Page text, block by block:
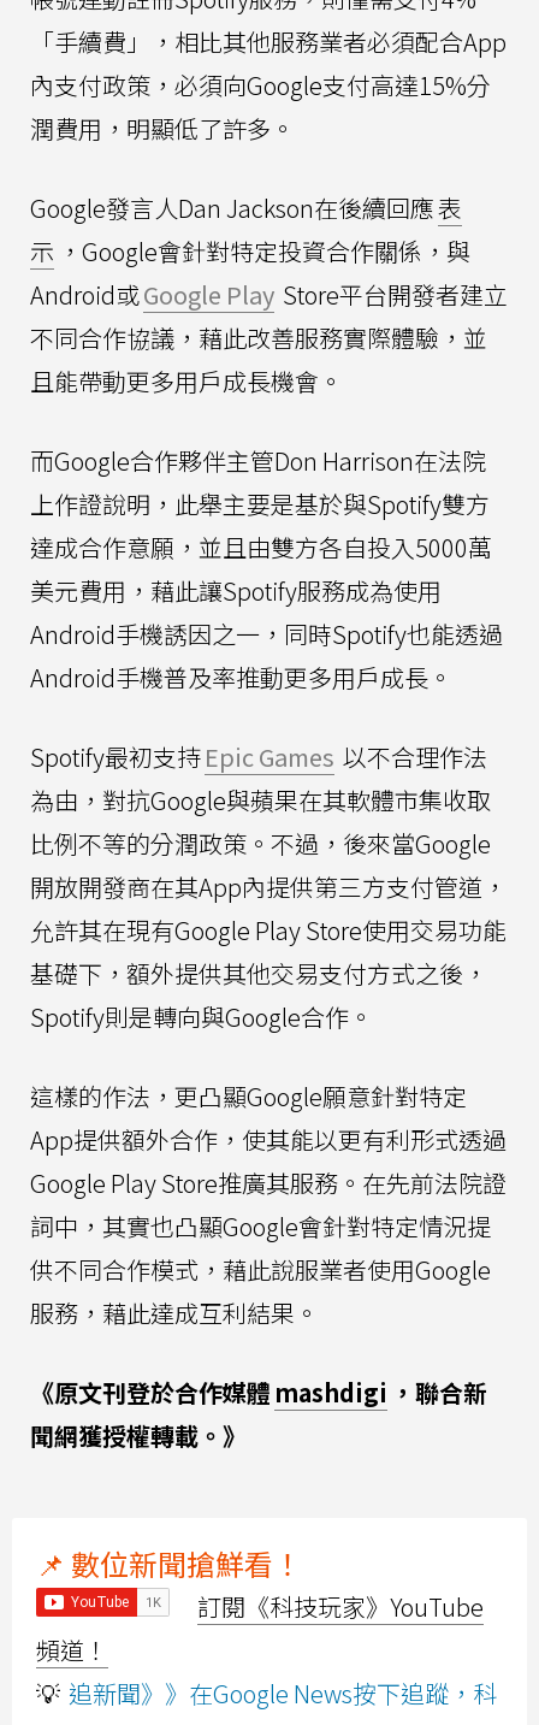
「手續費」，相比其他服務業者必須配合App
內支付政策，必須向Google支付高達15%分
潤費用，明顯低了許多。
Google發言人Dan Jackson在後續回應表
示 ，Google會針對特定投資合作關係，與
Android或Google Play Store平台開發者建立
不同合作協議，藉此改善服務實際體驗，並
且能帶動更多用戶成長機會。
而Google合作夥伴主管Don Harrison在法院
上作證說明，此舉主要是基於與Spotify雙方
達成合作意願，並且由雙方各自投入5000萬
美元費用，藉此讓Spotify服務成為使用
Android手機誘因之一，同時Spotify也能透過
Android手機普及率推動更多用戶成長。
Spotify最初支持Epic Games 以不合理作法
為由，對抗Google與蘋果在其軟體市集收取
比例不等的分潤政策。不過，後來當Google
開放開發商在其App內提供第三方支付管道，
允許其在現有Google Play Store使用交易功能
基礎下，額外提供其他交易支付方式之後，
Spotify則是轉向與Google合作。
這樣的作法，更凸顯Google願意針對特定
App提供額外合作，使其能以更有利形式透過
Google Play Store推廣其服務。在先前法院證
詞中，其實也凸顯Google會針對特定情況提
供不同合作模式，藉此說服業者使用Google
服務，藉此達成互利結果。
《原文刊登於合作媒體 mashdigi ，聯合新
聞網獲授權轉載。》
📌 數位新聞搶鮮看！
訂閱《科技玩家》YouTube
頻道！
💡 追新聞》》在Google News按下追蹤，科